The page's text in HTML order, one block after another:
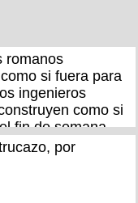
romanos
si fuera para
ingenieros
como si
fin de semana,
por